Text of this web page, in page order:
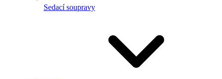
Sedací soupravy